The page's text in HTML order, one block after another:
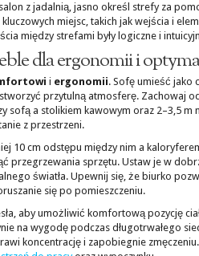
z jadalnią, jasno określ strefy za
miejsc, takich jak wejścia i
między strefami były logiczne i
dla ergonomii i
i ergonomii. Sofę umieść jako
przytulną atmosferę. Zachowaj
sofą a stolikiem kawowym oraz 2–3,5 m
z przestrzeni.
10 cm odstępu między nim a
przegrzewania sprzętu. Ustaw je w
światła. Upewnij się, że biurko
się po pomieszczeniu.
aby umożliwić komfortową pozycję
na wygodę podczas długotrwałego
koncentrację i zapobiegnie